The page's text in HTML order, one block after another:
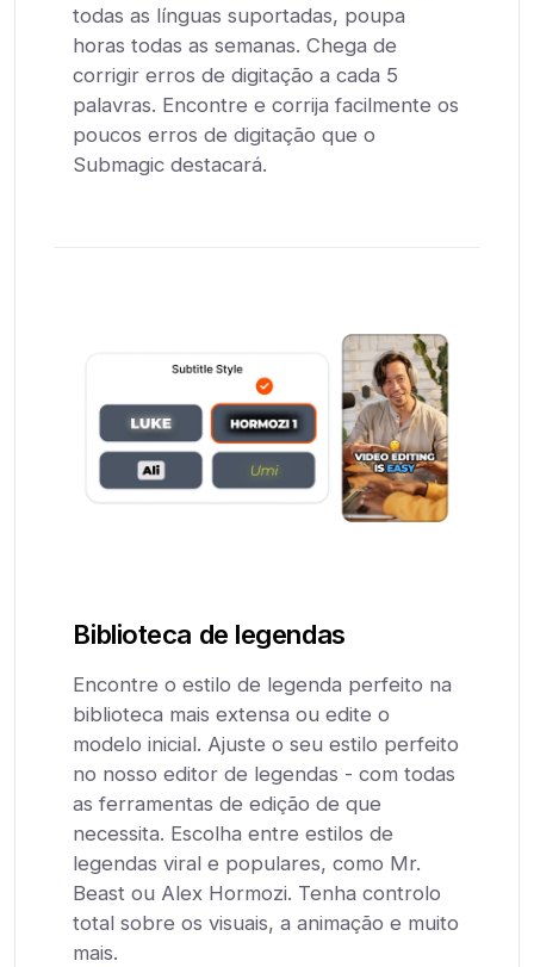
todas as línguas suportadas, poupa
horas todas as semanas. Chega de
corrigir erros de digitação a cada 5
palavras. Encontre e corrija facilmente os
poucos erros de digitação que o
Submagic destacará.
Biblioteca de legendas
Encontre o estilo de legenda perfeito na
biblioteca mais extensa ou edite o
modelo inicial. Ajuste o seu estilo perfeito
no nosso editor de legendas - com todas
as ferramentas de edição de que
necessita. Escolha entre estilos de
legendas viral e populares, como Mr.
Beast ou Alex Hormozi. Tenha controlo
total sobre os visuais, a animação e muito
mais.